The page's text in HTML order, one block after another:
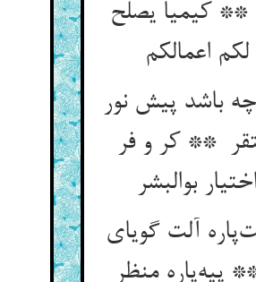
** کیمیا یصلح
باشد پیش نور
** کر و فر
آلت گویای
پیه‌پاره منظر